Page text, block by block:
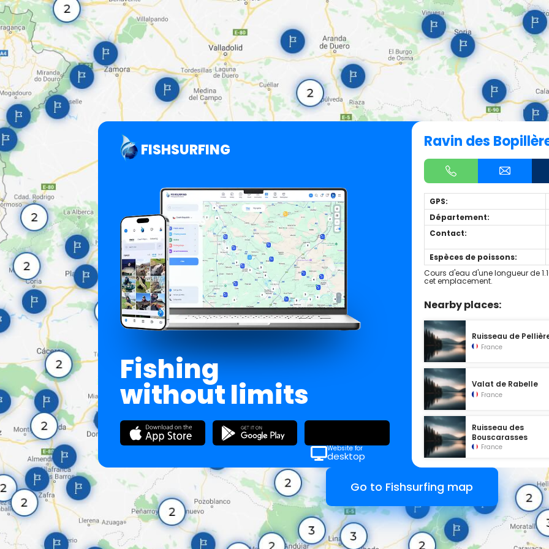
FISHSURFING
Fishing
without limits
Website for
desktop
Ravin des
GPS:
Département:
Contact:
Espèces de poissons:
Cours d'eau d'une longueur de
cet emplacement.
Nearby places:
Ruisseau de
France
Valat de Rabelle
France
Ruisseau des
Bouscarasses
France
Go to Fishsurfing map